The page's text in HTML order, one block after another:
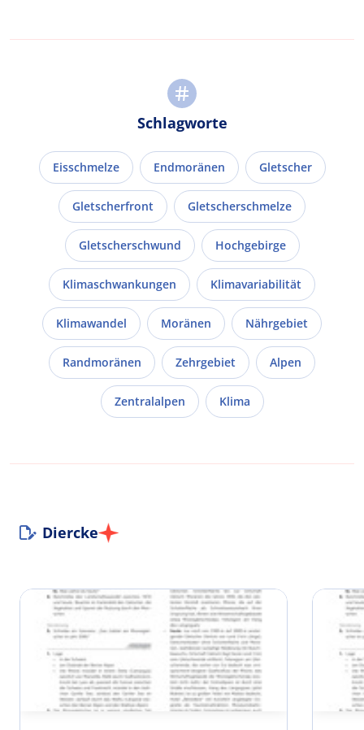
Schlagworte
Eisschmelze Endmoränen Gletscher
Gletscherfront Gletscherschmelze
Gletscherschwund Hochgebirge
Klimaschwankungen Klimavariabilität
Klimawandel Moränen Nährgebiet
Randmoränen Zehrgebiet Alpen
Zentralalpen Klima
Diercke